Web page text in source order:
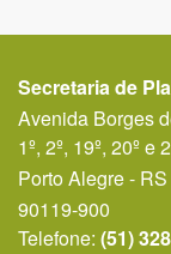
Secretaria de
Avenida Borges
1º, 2º, 19º, 20º e
Porto Alegre -
90119-900
Telefone: (51)